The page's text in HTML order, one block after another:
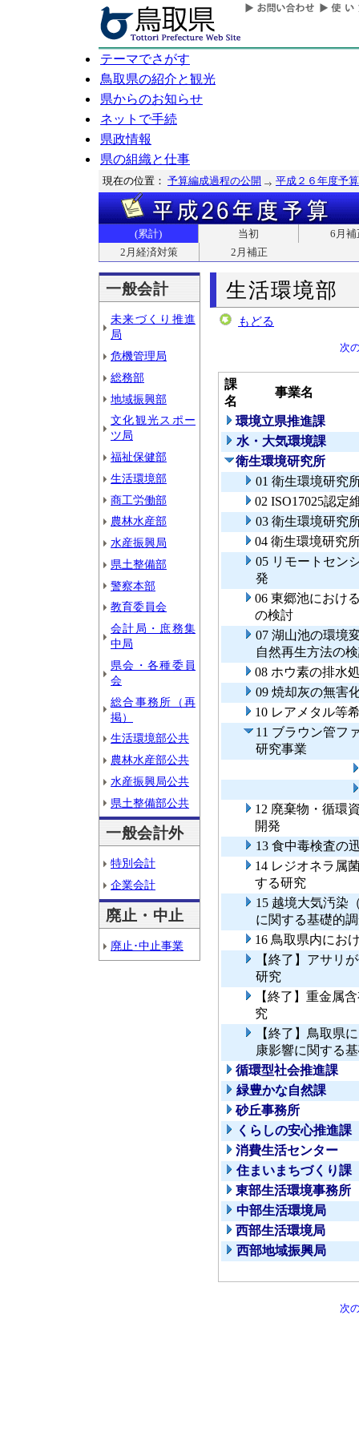
テーマでさがす
鳥取県の紹介と観光
県からのお知らせ
ネットで手続
県政情報
県の組織と仕事
現在の位置： 予算編成過程の公開 平成２６年度予算
(累計) 当初
6月補
2月経済対策
2月補正
一般会計
未来づくり推進
局
危機管理局
総務部
地域振興部
文化観光スポー
ツ局
福祉保健部
生活環境部
商工労働部
農林水産部
水産振興局
県土整備部
警察本部
教育委員会
会計局・庶務集
中局
県会・各種委員
会
総合事務所（再
掲）
生活環境部公共
農林水産部公共
水産振興局公共
県土整備部公共
一般会計外
特別会計
企業会計
廃止・中止
廃止･中止事業
生活環境部
もどる
次
課
名
事業名
環境立県推進課
水・大気環境課
衛生環境研究所
01 衛生環境研究
02 ISO17025認定
03 衛生環境研究
04 衛生環境研究
05 リモートセン
発
06 東郷池におけ
の検討
07 湖山池の環境
自然再生方法の
08 ホウ素の排水
09 焼却灰の無害
10 レアメタル等
11 ブラウン管フ
研究事業
12 廃棄物・循環
開発
13 食中毒検査の
14 レジオネラ属
する研究
15 越境大気汚染
に関する基礎的
16 鳥取県内にお
【終了】アサリ
研究
【終了】重金属
究
【終了】鳥取県
康影響に関する
循環型社会推進課
緑豊かな自然課
砂丘事務所
くらしの安心推進課
消費生活センター
住まいまちづくり課
東部生活環境事務所
中部生活環境局
西部生活環境局
西部地域振興局
次